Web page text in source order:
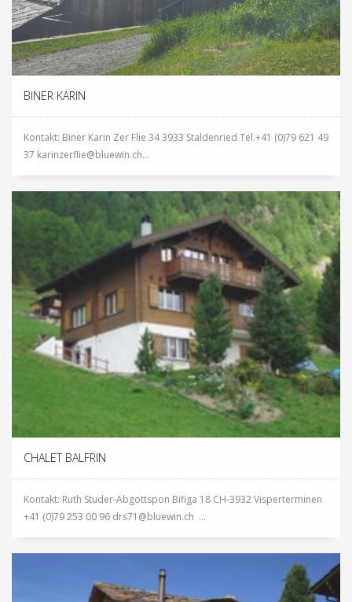
BINER KARIN
Kontakt: Biner Karin Zer Flie 34 3933 Staldenried Tel.+41 (0)79 621 49
37 karinzerflie@bluewin.ch...
CHALET BALFRIN
Kontakt: Ruth Studer-Abgottspon Bifiga 18 CH-3932 Visperterminen
+41 (0)79 253 00 96 drs71@bluewin.ch ...